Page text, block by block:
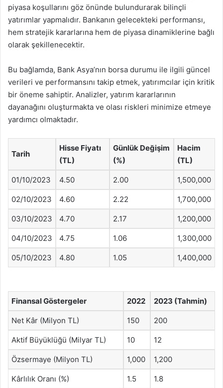
piyasa koşullarını göz önünde bulundurarak bilinçli
yatırımlar yapmalıdır. Bankanın gelecekteki performansı,
hem stratejik kararlarına hem de piyasa dinamiklerine bağlı
olarak şekillenecektir.
Bu bağlamda, Bank Asya’nın borsa durumu ile ilgili güncel
verileri ve performansını takip etmek, yatırımcılar için kritik
bir öneme sahiptir. Analizler, yatırım kararlarının
dayanağını oluşturmakta ve olası riskleri minimize etmeye
yardımcı olmaktadır.
Tarih
Hisse Fiyatı
(TL)
Günlük Değişim
(%)
Hacim
(TL)
01/10/2023 4.50 2.00 1,500,000
02/10/2023 4.60 2.22 1,700,000
03/10/2023 4.70 2.17 1,200,000
04/10/2023 4.75 1.06 1,300,000
05/10/2023 4.80 1.05 1,400,000
Finansal Göstergeler 2022 2023 (Tahmin)
Net Kâr (Milyon TL) 150 200
Aktif Büyüklüğü (Milyar TL) 10 12
Özsermaye (Milyon TL) 1,000 1,200
Kârlılık Oranı (%) 1.5 1.8